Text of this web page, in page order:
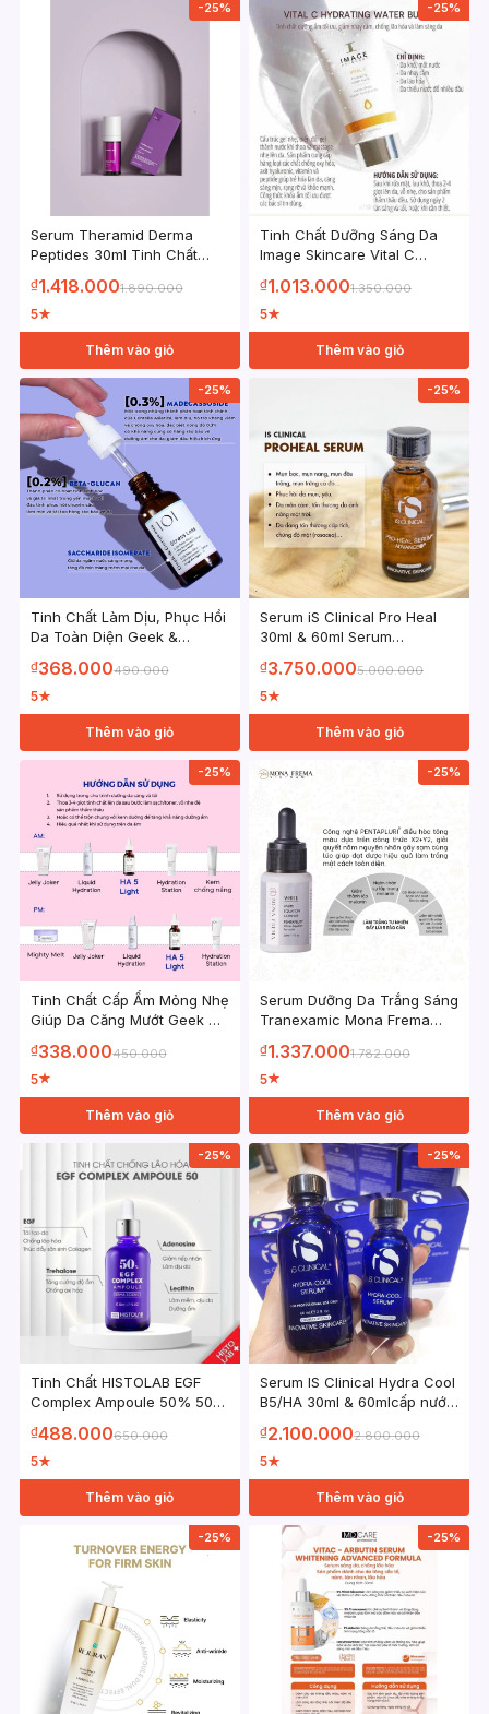
-25%
Serum Theramid Derma
Peptides 30ml Tinh Chất
Tái Tạo Da
₫1.418.0001.890.000
5★
Thêm vào giỏ
-25%
Tinh Chất Dưỡng Sáng Da
Image Skincare Vital C
₫1.013.0001.350.000
5★
Thêm vào giỏ
-25%
Tinh Chất Làm Dịu, Phục Hồi
Da Toàn Diện Geek &
Xuất Yến Mạch Rau Má 30ml
₫368.000490.000
5★
Thêm vào giỏ
-25%
Serum iS Clinical Pro Heal
30ml & 60ml Serum
Giúp Da Trắng Sáng da giảm
nám
₫3.750.0005.000.000
5★
Thêm vào giỏ
-25%
Tinh Chất Cấp Ẩm Mỏng Nhẹ
Giúp Da Căng Mướt Geek &
₫338.000450.000
5★
Thêm vào giỏ
-25%
Serum Dưỡng Da Trắng Sáng
Tranexamic Mona Frema
30ml
₫1.337.0001.782.000
5★
Thêm vào giỏ
-25%
Tinh Chất HISTOLAB EGF
Complex Ampoule 50% 50ml
₫488.000650.000
5★
Thêm vào giỏ
-25%
Serum IS Clinical Hydra Cool
B5/HA 30ml & 60mlcấp nước
TY]
₫2.100.0002.800.000
5★
Thêm vào giỏ
-25% -25%